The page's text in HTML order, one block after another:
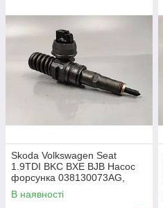
Skoda Volkswagen Seat
1.9TDI BKC BXE BJB Насос
форсунка 038130073AG,
0414720215
В наявності